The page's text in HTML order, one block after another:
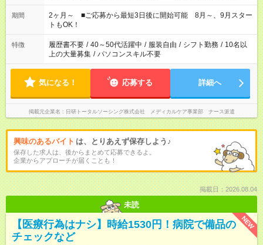
「家族とお休みを合わせたい」 「できれば残業はしたくない」
など、あなたのご希望に沿ったお仕事をご紹介します！ ※Wワ
ーク希望の方へ 今ご覧のお仕事で希望する勤務時間と、もう1つ
のお仕事の勤務時間。 合計で週40時間を超える場合は応募でき
ません
期間
2ヶ月～ ■ご応募から最短3日後に開始可能 8月～、9月スター
トもOK！
特徴 履歴書不要 / 40～50代活躍中 / 服装自由 / シフト勤務 / 10名以
上の大量募集 / パソコンスキル不要
気になる！ 応募する 詳細へ
掲載元企業名 日研トータルソーシング株式会社 メディカルケア事業部 ナース派遣
興味のあるバイト は、とりあえず保存しよう♪
保存した求人は、後からまとめて応募できるよ。
企業からアプローチが届くことも！
掲載日：2026.08.04
未読
NEW
【医療行為はナシ】時給1530円！病院で備品の
チェックなど